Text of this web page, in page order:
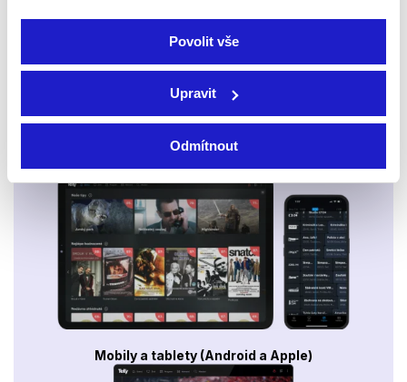
Povolit vše
Upravit
Odmítnout
Mobily a tablety (Android a Apple)